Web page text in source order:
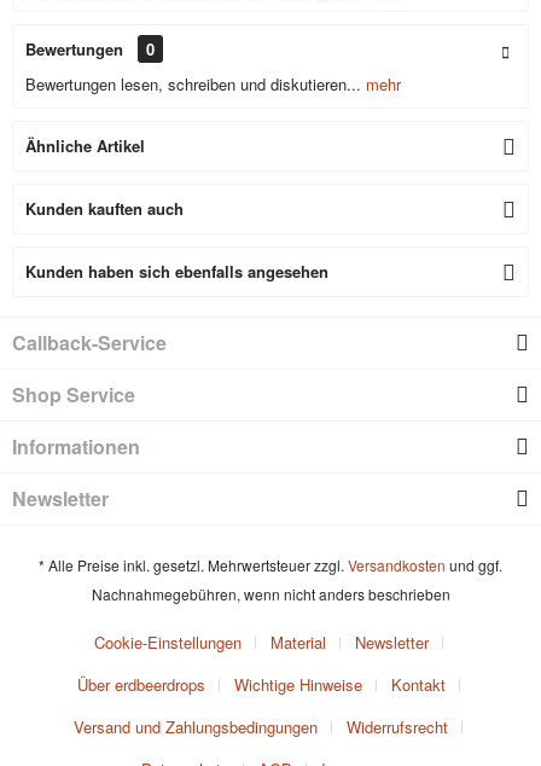
Bewertungen
0
Bewertungen lesen, schreiben und diskutieren... mehr
Ähnliche Artikel
Kunden kauften auch
Kunden haben sich ebenfalls angesehen
Callback-Service
Shop Service
Informationen
Newsletter
* Alle Preise inkl. gesetzl. Mehrwertsteuer zzgl. Versandkosten und ggf.
Nachnahmegebühren, wenn nicht anders beschrieben
Cookie-Einstellungen Material
Newsletter
Über erdbeerdrops
Wichtige Hinweise
Kontakt
Versand und Zahlungsbedingungen
Widerrufsrecht